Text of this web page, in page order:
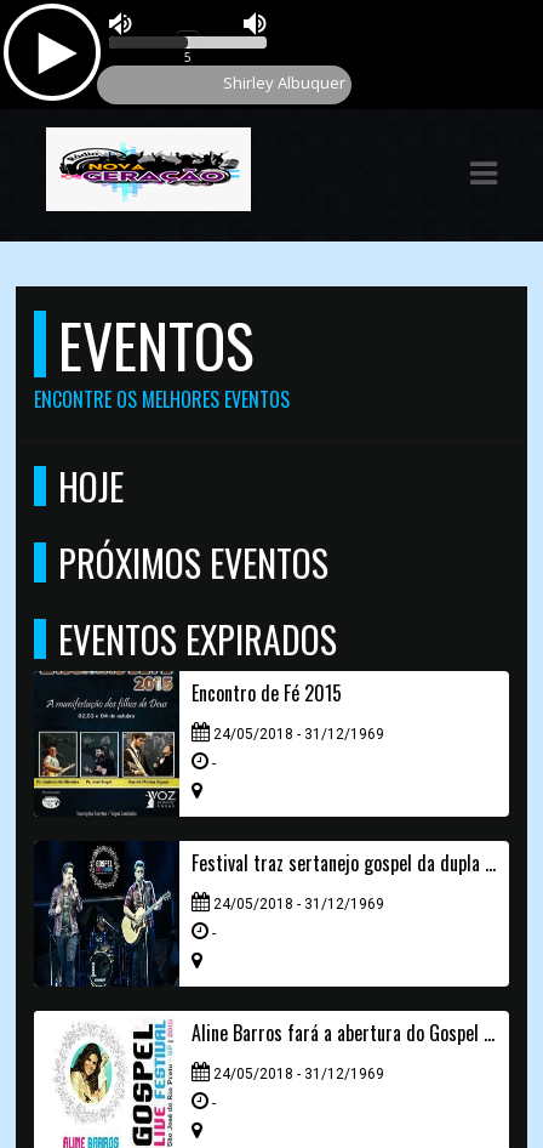
EVENTOS
ENCONTRE OS MELHORES EVENTOS
HOJE
PRÓXIMOS EVENTOS
EVENTOS EXPIRADOS
Encontro de Fé 2015
24/05/2018 - 31/12/1969
-
Festival traz sertanejo gospel da dupla André e Felipe
24/05/2018 - 31/12/1969
-
Aline Barros fará a abertura do Gospel Live Festival
24/05/2018 - 31/12/1969
-